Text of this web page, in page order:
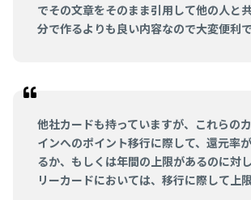
でその文章をそのまま引用して他の人と
分で作るよりも良い内容なので大変便利で
他社カードも持っていますが、これらの
インへのポイント移行に際して、還元率
るか、もしくは年間の上限があるのに対
リーカードにおいては、移行に際して上